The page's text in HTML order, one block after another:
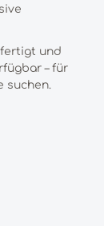
und
– für
suchen.